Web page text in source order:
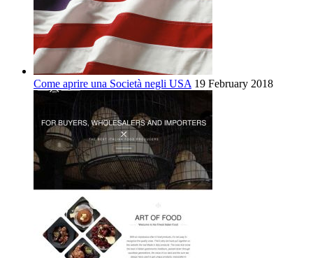
Come aprire una Società negli USA 19 February 2018